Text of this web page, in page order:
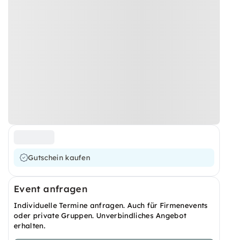
Gutschein kaufen
Event anfragen
Individuelle Termine anfragen. Auch für Firmenevents
oder private Gruppen. Unverbindliches Angebot
erhalten.